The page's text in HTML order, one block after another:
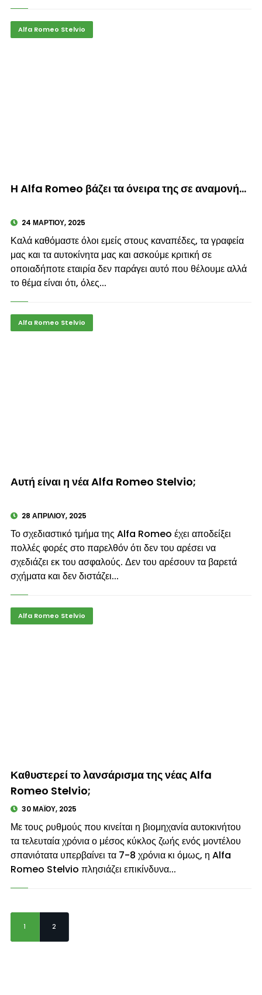
Alfa Romeo Stelvio
© enkinisi.gr
Η Alfa Romeo βάζει τα όνειρα της σε αναμονή…
24 ΜΑΡΤΊΟΥ, 2025
Καλά καθόμαστε όλοι εμείς στους καναπέδες, τα γραφεία
μας και τα αυτοκίνητα μας και ασκούμε κριτική σε
οποιαδήποτε εταιρία δεν παράγει αυτό που θέλουμε αλλά
το θέμα είναι ότι, όλες...
Alfa Romeo Stelvio
Αυτή είναι η νέα Alfa Romeo Stelvio;
28 ΑΠΡΙΛΊΟΥ, 2025
Το σχεδιαστικό τμήμα της Alfa Romeo έχει αποδείξει
πολλές φορές στο παρελθόν ότι δεν του αρέσει να
σχεδιάζει εκ του ασφαλούς. Δεν του αρέσουν τα βαρετά
σχήματα και δεν διστάζει...
Alfa Romeo Stelvio
Καθυστερεί το λανσάρισμα της νέας Alfa
Romeo Stelvio;
30 ΜΑΪ́ΟΥ, 2025
Με τους ρυθμούς που κινείται η βιομηχανία αυτοκινήτου
τα τελευταία χρόνια ο μέσος κύκλος ζωής ενός μοντέλου
σπανιότατα υπερβαίνει τα 7-8 χρόνια κι όμως, η Alfa
Romeo Stelvio πλησιάζει επικίνδυνα...
1 2